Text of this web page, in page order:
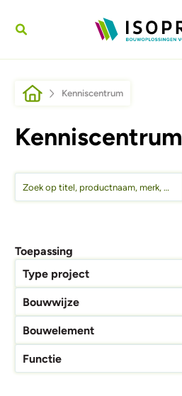
Kruimelpad
Kenniscentrum
Kenniscentrum
Toepassing
Type project
Bouwwijze
Bouwelement
Functie